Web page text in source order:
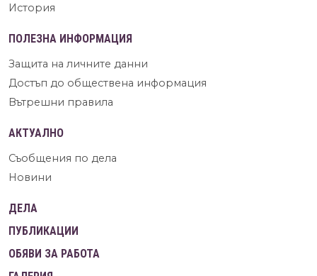
История
ПОЛЕЗНА ИНФОРМАЦИЯ
Защита на личните данни
Достъп до обществена информация
Вътрешни правила
АКТУАЛНО
Съобщения по дела
Новини
ДЕЛА
ПУБЛИКАЦИИ
ОБЯВИ ЗА РАБОТА